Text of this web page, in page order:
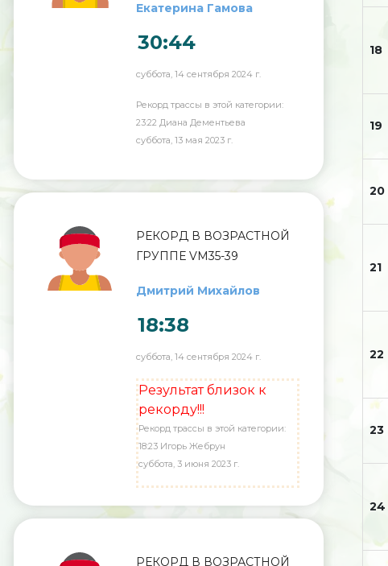
Екатерина Гамова
30:44
суббота, 14 сентября 2024 г.
Рекорд трассы в этой категории:
23:22 Диана Дементьева
суббота, 13 мая 2023 г.
РЕКОРД В ВОЗРАСТНОЙ
ГРУППЕ VM35-39
Дмитрий Михайлов
18:38
суббота, 14 сентября 2024 г.
Результат близок к
рекорду!!!
Рекорд трассы в этой категории:
18:23 Игорь Жебрун
суббота, 3 июня 2023 г.
РЕКОРД В ВОЗРАСТНОЙ
18
19
20
21
22
23
24